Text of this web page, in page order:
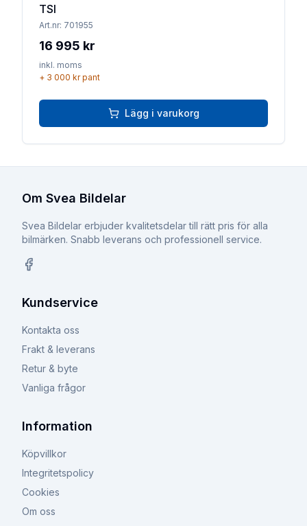
TSI
Art.nr: 701955
16 995 kr
inkl. moms
+ 3 000 krpant
Lägg i varukorg
Om Svea Bildelar
Svea Bildelar erbjuder kvalitetsdelar till rätt pris för alla
bilmärken. Snabb leverans och professionell service.
Kundservice
Kontakta oss
Frakt & leverans
Retur & byte
Vanliga frågor
Information
Köpvillkor
Integritetspolicy
Cookies
Om oss